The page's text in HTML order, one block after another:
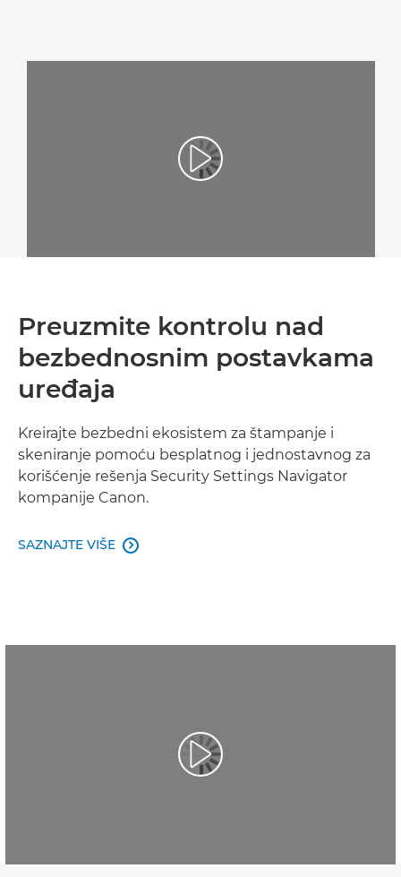
Preuzmite kontrolu nad
bezbednosnim postavkama
uređaja
Kreirajte bezbedni ekosistem za štampanje i
skeniranje pomoću besplatnog i jednostavnog za
korišćenje rešenja Security Settings Navigator
kompanije Canon.
SAZNAJTE VIŠE 